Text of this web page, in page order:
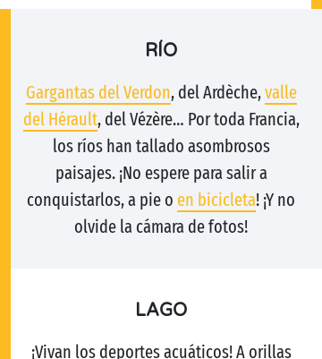
RÍO
Gargantas del Verdon, del Ardèche,valle
del Hérault, del Vézère… Por toda Francia,
los ríos han tallado asombrosos
paisajes. ¡No espere para salir a
conquistarlos, a pie o en bicicleta! ¡Y no
olvide la cámara de fotos!
LAGO
¡Vivan los deportes acuáticos! A orillas